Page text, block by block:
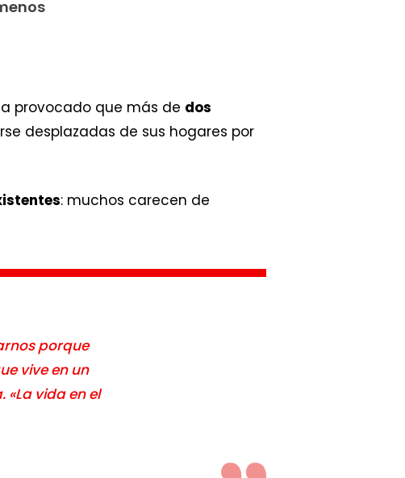
provocado que más de dos
desplazadas de sus hogares por
: muchos carecen de
porque
vive en un
«La vida en el